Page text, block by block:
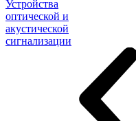
Устройства
оптической и
акустической
сигнализации